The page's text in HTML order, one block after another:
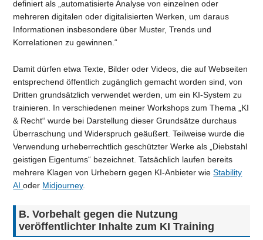
definiert als „automatisierte Analyse von einzelnen oder
mehreren digitalen oder digitalisierten Werken, um daraus
Informationen insbesondere über Muster, Trends und
Korrelationen zu gewinnen.“
Damit dürfen etwa Texte, Bilder oder Videos, die auf Webseiten
entsprechend öffentlich zugänglich gemacht worden sind, von
Dritten grundsätzlich verwendet werden, um ein KI-System zu
trainieren. In verschiedenen meiner Workshops zum Thema „KI
& Recht“ wurde bei Darstellung dieser Grundsätze durchaus
Überraschung und Widerspruch geäußert. Teilweise wurde die
Verwendung urheberrechtlich geschützter Werke als „Diebstahl
geistigen Eigentums“ bezeichnet. Tatsächlich laufen bereits
mehrere Klagen von Urhebern gegen KI-Anbieter wieStability
AIoder Midjourney.
B. Vorbehalt gegen die Nutzung
veröffentlichter Inhalte zum KI Training